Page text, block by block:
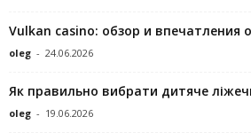
Vulkan casino: обзор и впечатления
oleg - 24.06.2026
Як правильно вибрати дитяче
oleg - 19.06.2026